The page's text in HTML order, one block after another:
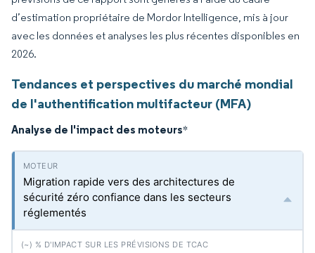
d’estimation propriétaire de Mordor Intelligence, mis à jour
avec les données et analyses les plus récentes disponibles en
2026.
Tendances et perspectives du marché mondial
de l'authentification multifacteur (MFA)
Analyse de l'impact des moteurs*
Migration rapide vers des architectures de
sécurité zéro confiance dans les secteurs
réglementés